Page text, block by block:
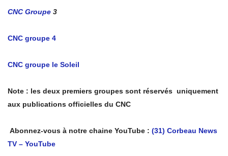
CNC Groupe 3
CNC groupe 4
CNC groupe le Soleil
Note : les deux premiers groupes sont réservés uniquement
aux publications officielles du CNC
Abonnez-vous à notre chaine YouTube : (31) Corbeau News
TV – YouTube